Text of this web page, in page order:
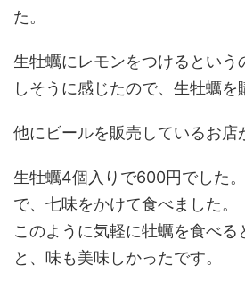
た。
生牡蠣にレモンをつけるという
しそうに感じたので、生牡蠣を
他にビールを販売しているお店
生牡蠣4個入りで600円でした
で、七味をかけて食べました。
このように気軽に牡蠣を食べ
と、味も美味しかったです。